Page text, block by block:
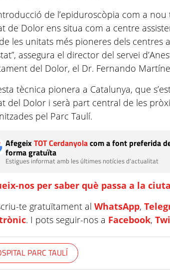
de l’epiduroscòpia com a
de Dolor ens situa com a centre
les unitats més pioneres dels centres
assegura el director del servei
del Dolor, el Dr. Fernando
tècnica pionera a Catalunya, que
del Dolor i serà part central de les
pel Parc Taulí.
AfegeixTOT Cerdanyolacom a font preferida
forma gratuïta
Estigues informat amb les últimes notícies d'actualitat
nos per saber què passa a la
te gratuïtament alWhatsApp,
. I pots seguir-nos a Facebook,
PARC TAULÍ